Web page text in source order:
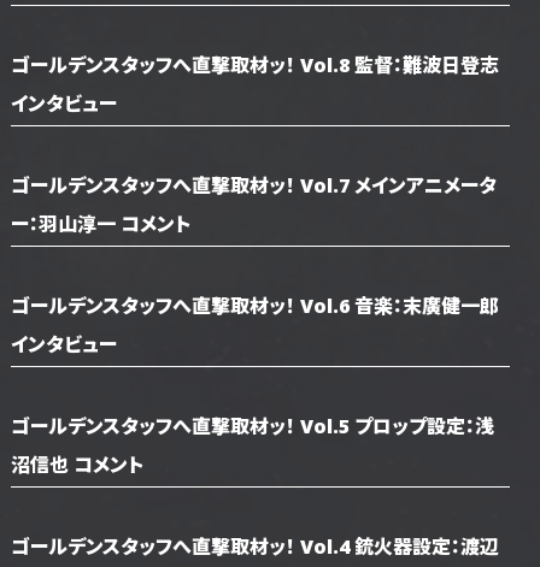
ゴールデンスタッフへ直撃取材ッ！ Vol.8 監督：難波日登志
インタビュー
ゴールデンスタッフへ直撃取材ッ！ Vol.7 メインアニメータ
ー：羽山淳一 コメント
ゴールデンスタッフへ直撃取材ッ！ Vol.6 音楽：末廣健一郎
インタビュー
ゴールデンスタッフへ直撃取材ッ！ Vol.5 プロップ設定：浅
沼信也 コメント
ゴールデンスタッフへ直撃取材ッ！ Vol.4 銃火器設定：渡辺